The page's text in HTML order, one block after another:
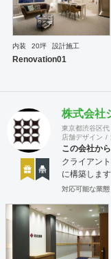
算形成等含
談いただけ
□設計対
秋田県知
（般-30）
内装 20坪 設計施工
Renovation01
株式会社
東京都渋谷区
店舗デザイン
この会社か
クライアン
に構築します
対応可能な業態